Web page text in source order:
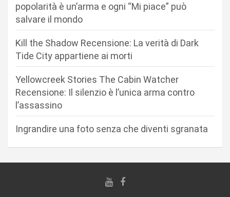
popolarità è un’arma e ogni “Mi piace” può
salvare il mondo
Kill the Shadow Recensione: La verità di Dark
Tide City appartiene ai morti
Yellowcreek Stories The Cabin Watcher
Recensione: Il silenzio è l’unica arma contro
l’assassino
Ingrandire una foto senza che diventi sgranata